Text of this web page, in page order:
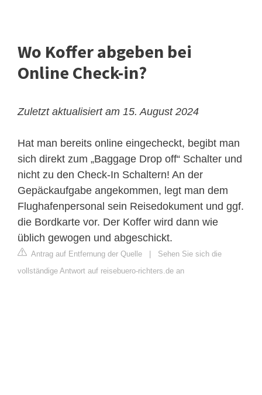
Wo Koffer abgeben bei
Online Check-in?
Zuletzt aktualisiert am 15. August 2024
Hat man bereits online eingecheckt, begibt man
sich direkt zum „Baggage Drop off“ Schalter und
nicht zu den Check-In Schaltern! An der
Gepäckaufgabe angekommen, legt man dem
Flughafenpersonal sein Reisedokument und ggf.
die Bordkarte vor. Der Koffer wird dann wie
üblich gewogen und abgeschickt.
Antrag auf Entfernung der Quelle
Sehen Sie sich die
vollständige Antwort auf reisebuero-richters.de an